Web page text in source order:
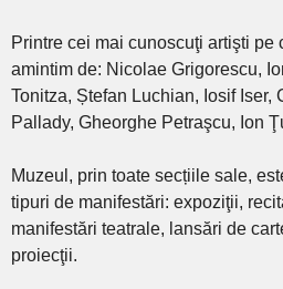
Printre cei mai cunoscuţi artişti pe
amintim de: Nicolae Grigorescu,
Tonitza, Ștefan Luchian, Iosif Iser,
Pallady, Gheorghe Petraşcu, Ion
Muzeul, prin toate secțiile sale,
tipuri de manifestări: expoziţii,
manifestări teatrale, lansări de
proiecţii.